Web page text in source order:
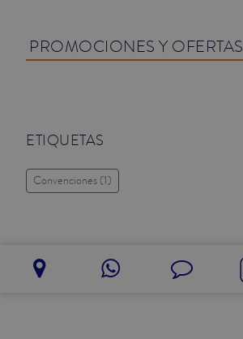
PROMOCIONES Y OFERTAS
ETIQUETAS
Convenciones (1)